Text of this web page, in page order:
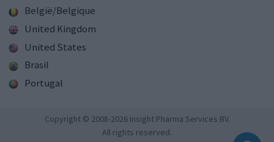
België/Belgique
United Kingdom
United States
Brasil
Portugal
Copyright © 2008-2026 Insight Pharma Services BV.
All rights reserved.